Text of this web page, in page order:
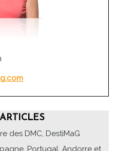
des DMC, DestiMaG